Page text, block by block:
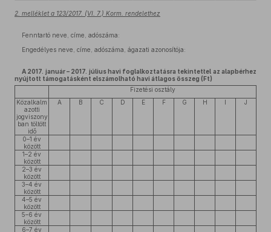
2. melléklet a 123/2017. (VI. 7.) Korm. rendelethez
Fenntartó neve, címe, adószáma:
Engedélyes neve, címe, adószáma, ágazati azonosítója:
A 2017. január – 2017. július havi foglalkoztatásra tekintettel az alapbérhez
nyújtott támogatásként elszámolható havi átlagos összeg (Ft)
Fizetési osztály
Közalkalm
azotti
jogviszony
ban töltött
idő
A B C D E F G H I J
0–1 év
között
1–2 év
között
2–3 év
között
3–4 év
között
4–5 év
között
5–6 év
között
6–7 év